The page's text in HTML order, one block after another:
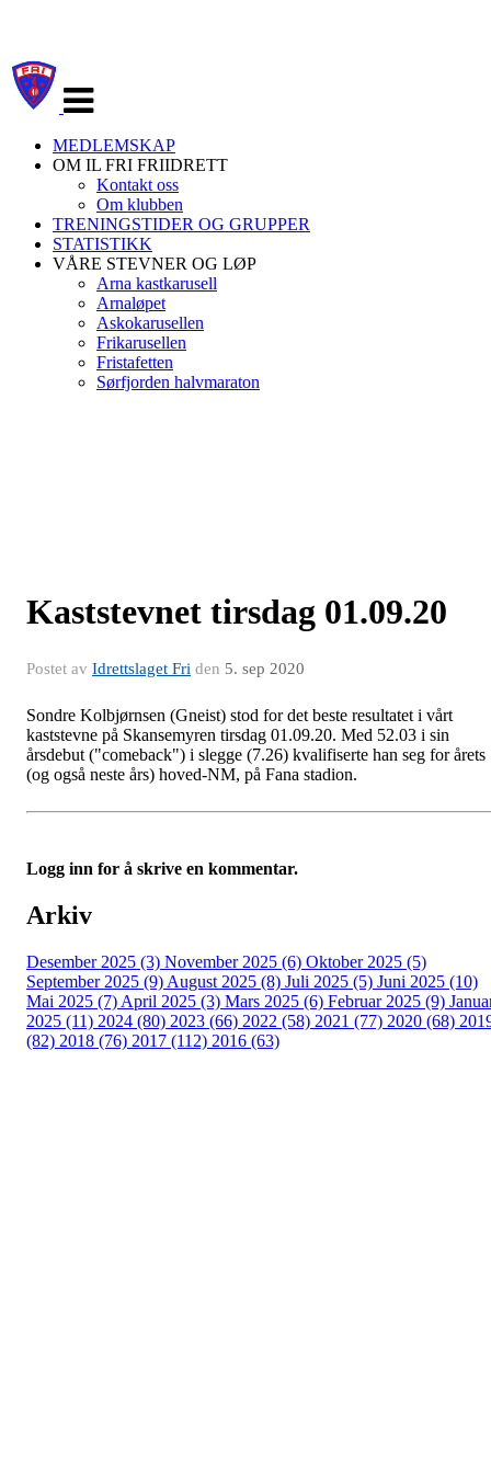
navigasjon
MEDLEMSKAP
OM IL FRI FRIIDRETT
Kontakt oss
Om klubben
TRENINGSTIDER OG GRUPPER
STATISTIKK
VÅRE STEVNER OG LØP
Arna kastkarusell
Arnaløpet
Askokarusellen
Frikarusellen
Fristafetten
Sørfjorden halvmaraton
Kaststevnet tirsdag 01.09.20
Postet av Idrettslaget Fri den 5. sep 2020
Sondre Kolbjørnsen (Gneist) stod for det beste resultatet i vårt
kaststevne på Skansemyren tirsdag 01.09.20. Med 52.03 i sin
årsdebut ("comeback") i slegge (7.26) kvalifiserte han seg for årets
(og også neste års) hoved-NM, på Fana stadion.
Logg inn for å skrive en kommentar.
Arkiv
Desember 2025 (3) November 2025 (6) Oktober 2025 (5)
September 2025 (9) August 2025 (8) Juli 2025 (5) Juni 2025 (10)
Mai 2025 (7) April 2025 (3) Mars 2025 (6) Februar 2025 (9)
2025 (11) 2024 (80) 2023 (66) 2022 (58) 2021 (77) 2020 (68)
(82) 2018 (76) 2017 (112) 2016 (63)